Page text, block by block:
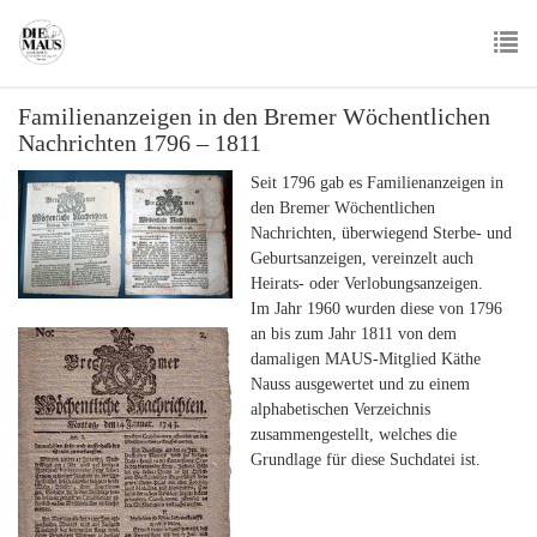
main
Familienanzeigen in den Bremer Wöchentlichen
Nachrichten 1796 – 1811
Seit 1796 gab es Familienanzeigen in
den Bremer Wöchentlichen
Nachrichten, überwiegend Sterbe- und
Geburtsanzeigen, vereinzelt auch
Heirats- oder Verlobungsanzeigen.
Im Jahr 1960 wurden diese von 1796
an bis zum Jahr 1811 von dem
damaligen MAUS-Mitglied Käthe
Nauss ausgewertet und zu einem
alphabetischen Verzeichnis
zusammengestellt, welches die
Grundlage für diese Suchdatei ist.